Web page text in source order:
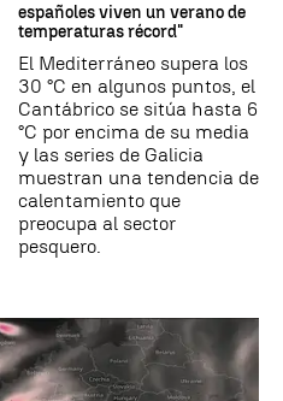
españoles viven un verano de
temperaturas récord"
El Mediterráneo supera los
30 °C en algunos puntos, el
Cantábrico se sitúa hasta 6
°C por encima de su media
y las series de Galicia
muestran una tendencia de
calentamiento que
preocupa al sector
pesquero.